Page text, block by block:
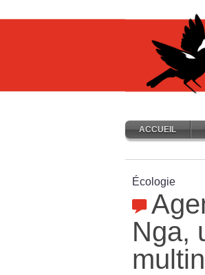
ACCUEIL
Écologie
Nga,